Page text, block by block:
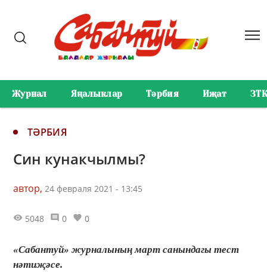
Журнал Яңалыклар Тәрбия Иҗат ЗТК
ТӘРБИЯ
Син кунакчылмы?
автор, 24 февраля 2021 - 13:45
5048 0 0
«Сабантуй» журналының март санындагы тест
нәтиҗәсе.